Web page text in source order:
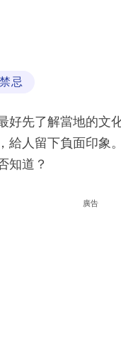
禁忌
好先了解當地的文
給人留下負面印象
知道？
廣告